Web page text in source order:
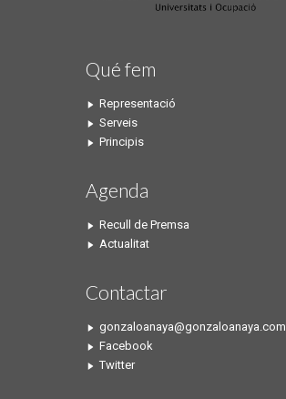
Qué fem
Representació
Serveis
Principis
Agenda
Recull de Premsa
Actualitat
Contactar
gonzaloanaya@gonzaloanaya.com
Facebook
Twitter